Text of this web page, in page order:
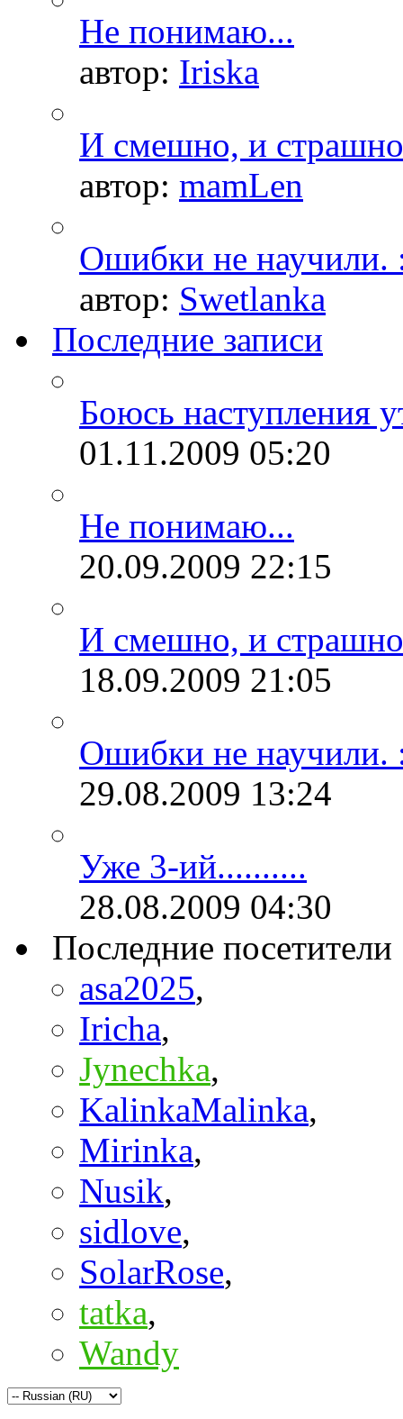
Не понимаю...
автор: Iriska
И смешно, и
автор: mamLen
Ошибки не научили.
автор: Swetlanka
Последние записи
Боюсь наступления
01.11.2009 05:20
Не понимаю...
20.09.2009 22:15
И смешно, и
18.09.2009 21:05
Ошибки не научили.
29.08.2009 13:24
Уже 3-ий..........
28.08.2009 04:30
Последние посетители
asa2025,
Iricha,
Jynechka,
KalinkaMalinka,
Mirinka,
Nusik,
sidlove,
SolarRose,
tatka,
Wandy